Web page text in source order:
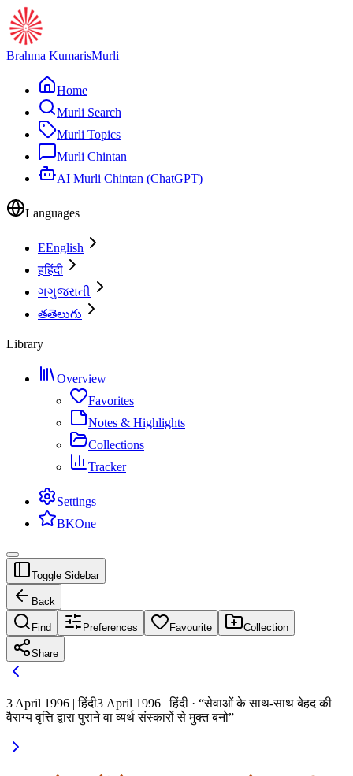
Brahma KumarisMurli
Home
Murli Search
Murli Topics
Murli Chintan
AI Murli Chintan (ChatGPT)
Languages
EEnglish
हहिंदी
ગગુજરાતી
తతెలుగు
Library
Overview
Favorites
Notes & Highlights
Collections
Tracker
Settings
BKOne
Toggle Sidebar
Back
Find Preferences Favourite Collection
Share
3 April 1996 | हिंदी3 April 1996 | हिंदी · “सेवाओं के साथ-साथ बेहद की
वैराग्य वृत्ति द्वारा पुराने वा व्यर्थ संस्कारों से मुक्त बनो”